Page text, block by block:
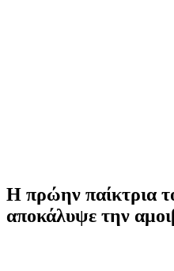
Η πρώην παίκτρια
αποκάλυψε την